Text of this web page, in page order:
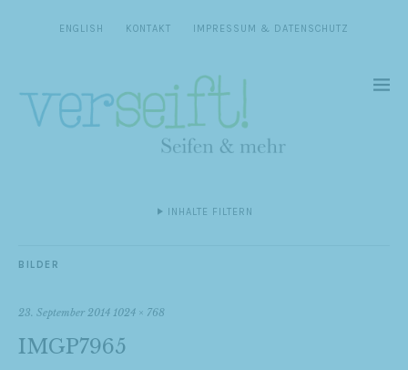
ENGLISH KONTAKT IMPRESSUM & DATENSCHUTZ
INHALTE FILTERN
BILDER
23. September 2014 1024 × 768
IMGP7965